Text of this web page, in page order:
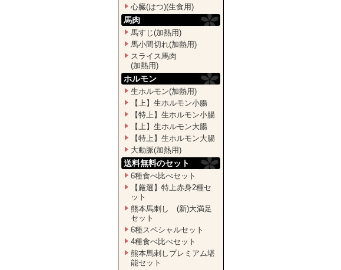
心臓(はつ)(生食用)
馬肉
馬すじ(加熱用)
馬小間切れ(加熱用)
スライス馬肉
(加熱用)
ホルモン
生ホルモン(加熱用)
【上】生ホルモン小腸
【特上】生ホルモン小腸
【上】生ホルモン大腸
【特上】生ホルモン大腸
大動脈(加熱用)
送料無料のセット
6種食べ比べセット
【厳選】特上赤身2種セ
ット
熊本馬刺し (新)大満足
セット
6種スペシャルセット
4種食べ比べセット
熊本馬刺しプレミアム堪
能セット